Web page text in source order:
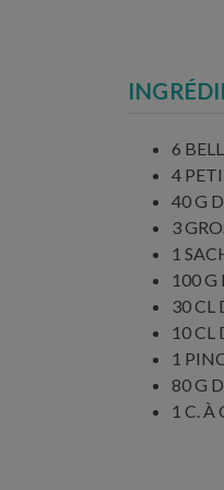
6
4
40 G
3
1
100 G
30 CL
10 CL
1
80 G
1 C. À